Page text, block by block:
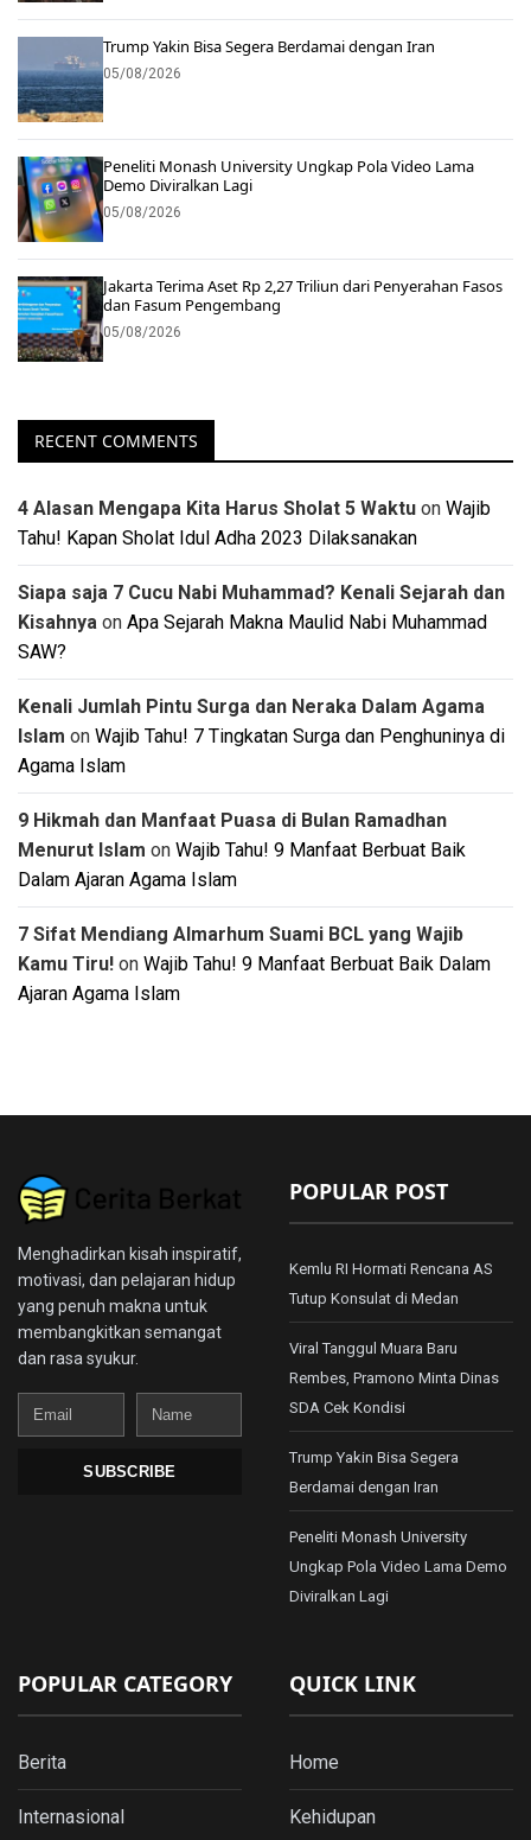
Trump Yakin Bisa Segera Berdamai dengan Iran
05/08/2026
Peneliti Monash University Ungkap Pola Video Lama
Demo Diviralkan Lagi
05/08/2026
Jakarta Terima Aset Rp 2,27 Triliun dari Penyerahan Fasos
dan Fasum Pengembang
05/08/2026
RECENT COMMENTS
4 Alasan Mengapa Kita Harus Sholat 5 Waktu on Wajib
Tahu! Kapan Sholat Idul Adha 2023 Dilaksanakan
Siapa saja 7 Cucu Nabi Muhammad? Kenali Sejarah dan
Kisahnya on Apa Sejarah Makna Maulid Nabi Muhammad
SAW?
Kenali Jumlah Pintu Surga dan Neraka Dalam Agama
Islam on Wajib Tahu! 7 Tingkatan Surga dan Penghuninya di
Agama Islam
9 Hikmah dan Manfaat Puasa di Bulan Ramadhan
Menurut Islam on Wajib Tahu! 9 Manfaat Berbuat Baik
Dalam Ajaran Agama Islam
7 Sifat Mendiang Almarhum Suami BCL yang Wajib
Kamu Tiru! on Wajib Tahu! 9 Manfaat Berbuat Baik Dalam
Ajaran Agama Islam
Menghadirkan kisah inspiratif,
motivasi, dan pelajaran hidup
yang penuh makna untuk
membangkitkan semangat
dan rasa syukur.
Email
Name
SUBSCRIBE
POPULAR POST
Kemlu RI Hormati Rencana AS
Tutup Konsulat di Medan
Viral Tanggul Muara Baru
Rembes, Pramono Minta Dinas
SDA Cek Kondisi
Trump Yakin Bisa Segera
Berdamai dengan Iran
Peneliti Monash University
Ungkap Pola Video Lama Demo
Diviralkan Lagi
POPULAR CATEGORY
Berita
Internasional
QUICK LINK
Home
Kehidupan